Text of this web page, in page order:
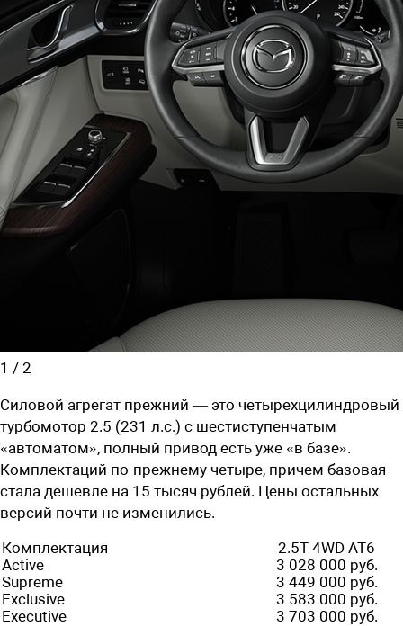
1 / 2
Силовой агрегат прежний — это четырехцилиндровый
турбомотор 2.5 (231 л.с.) с шестиступенчатым
«автоматом», полный привод есть уже «в базе».
Комплектаций по-прежнему четыре, причем базовая
стала дешевле на 15 тысяч рублей. Цены остальных
версий почти не изменились.
Комплектация
2.5T 4WD AT6
Active
3 028 000 руб.
Supreme
3 449 000 руб.
Exclusive
3 583 000 руб.
Executive
3 703 000 руб.